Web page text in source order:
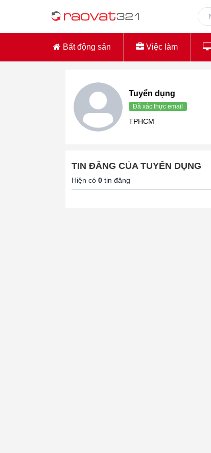
Bất động sản Việc làm
Tuyển dụng
Đã xác thực email
TPHCM
TIN ĐĂNG CỦA TUYỂN DỤNG
Hiện có 0 tin đăng